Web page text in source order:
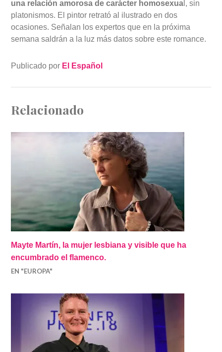
una relación amorosa de carácter homosexua l, sin
platonismos. El pintor retrató al ilustrado en dos
ocasiones. Señalan los expertos que en la próxima
semana saldrán a la luz más datos sobre este romance.
Publicado por El Español
Relacionado
Mayte Martín, la mujer lesbiana y visible que ha
encumbrado el flamenco.
EN "EUROPA"